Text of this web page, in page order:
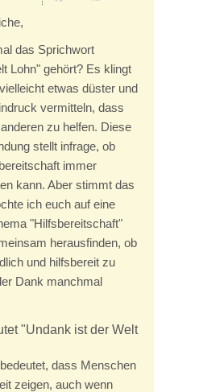
das Sprichwort
Lohn" gehört? Es klingt
etwas düster und
vermitteln, dass
zu helfen. Diese
stellt infrage, ob
immer
kann. Aber stimmt das
ich euch auf eine
"Hilfsbereitschaft"
herausfinden, ob
und hilfsbereit zu
Dank manchmal
"Undank ist der Welt
dass Menschen
zeigen, auch wenn